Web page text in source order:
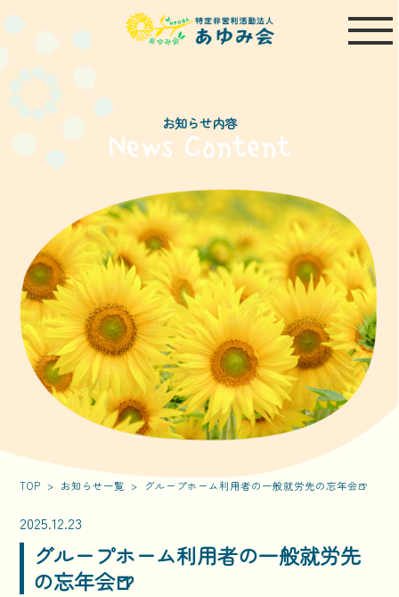
お知らせ内容
News Content
TOP > お知らせ一覧 > グループホーム利用者の一般就労先の忘年会🍺
2025.12.23
グループホーム利用者の一般就労先
の忘年会🍺